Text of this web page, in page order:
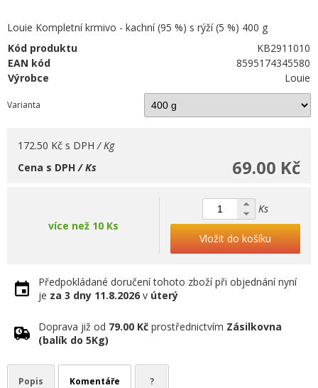
Louie Kompletní krmivo - kachní (95 %) s rýží (5 %) 400 g
Kód produktu
KB2911010
EAN kód
8595174345580
Výrobce
Louie
Varianta
172.50 Kč s DPH / Kg
69.00 Kč
Cena s DPH/ Ks
více než 10 Ks
Ks
Vložit do košíku
Předpokládané doručení tohoto zboží při objednání nyní
je za 3 dny 11.8.2026 v úterý
Doprava již od 79.00 Kč prostřednictvím Zásilkovna
(balík do 5Kg)
Popis Komentáře ?